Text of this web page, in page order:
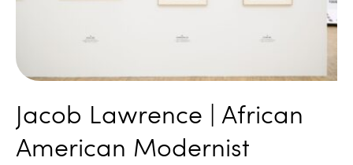
Jacob Lawrence | African
American Modernist